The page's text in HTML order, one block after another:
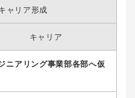
ャリア形成
キャリア
ニアリング事業部各部へ仮